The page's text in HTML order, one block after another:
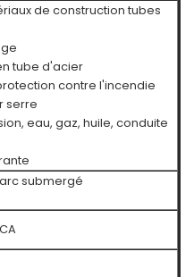
de construction tubes
tube d'acier
contre l'incendie
serre
eau, gaz, huile, conduite
submergé